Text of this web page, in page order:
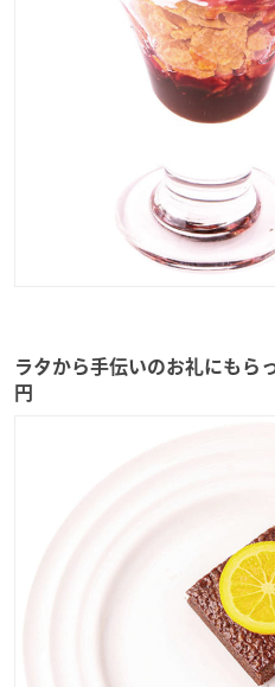
ラタから手伝いのお礼にもら
円